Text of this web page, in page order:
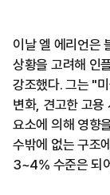
이날 엘 에리언은
상황을 고려해 인
강조했다. 그는 "
변화, 견고한 고용
요소에 의해 영향
수밖에 없는 구조
3~4% 수준은 되